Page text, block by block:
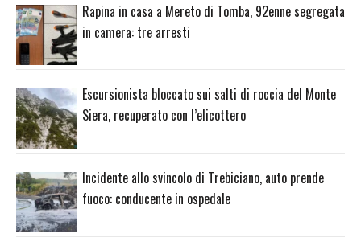
Rapina in casa a Mereto di Tomba, 92enne segregata
in camera: tre arresti
Escursionista bloccato sui salti di roccia del Monte
Siera, recuperato con l’elicottero
Incidente allo svincolo di Trebiciano, auto prende
fuoco: conducente in ospedale